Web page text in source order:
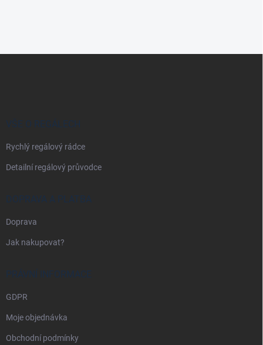
VŠE O REGÁLECH
Rychlý regálový rádce
Detailní regálový průvodce
DOPRAVA A PLATBA
Doprava
Jak nakupovat?
PRÁVNÍ INFORMACE
GDPR
Moje objednávka
Obchodní podmínky